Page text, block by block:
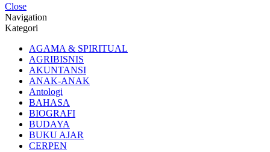
Close
Navigation
Kategori
AGAMA & SPIRITUAL
AGRIBISNIS
AKUNTANSI
ANAK-ANAK
Antologi
BAHASA
BIOGRAFI
BUDAYA
BUKU AJAR
CERPEN